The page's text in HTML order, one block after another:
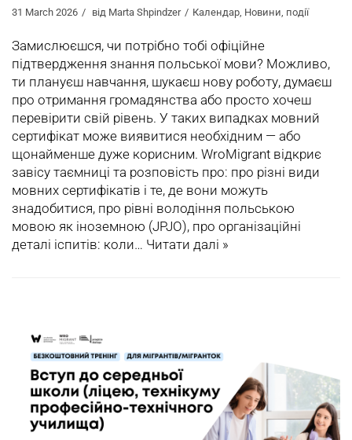
31 March 2026 від Marta Shpindzer Календар Новини події
Замислюєшся, чи потрібно тобі офіційне
підтвердження знання польської мови? Можливо,
ти плануєш навчання, шукаєш нову роботу, думаєш
про отримання громадянства або просто хочеш
перевірити свій рівень. У таких випадках мовний
сертифікат може виявитися необхідним — або
щонайменше дуже корисним. WroMigrant відкриє
завісу таємниці та розповість про: про різні види
мовних сертифікатів і те, де вони можуть
знадобитися, про рівні володіння польською
мовою як іноземною (JPJO), про організаційні
деталі іспитів: коли… Читати далі »